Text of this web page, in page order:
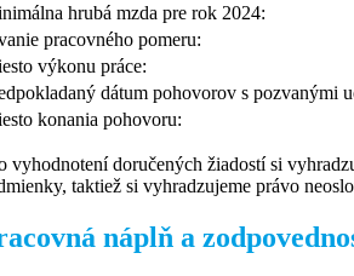
hrubá mzda pre rok 2024:
pracovného pomeru:
výkonu práce:
dátum pohovorov s pozvanými
konania pohovoru:
vyhodnotení doručených žiadostí si
taktiež si vyhradzujeme právo
náplň a